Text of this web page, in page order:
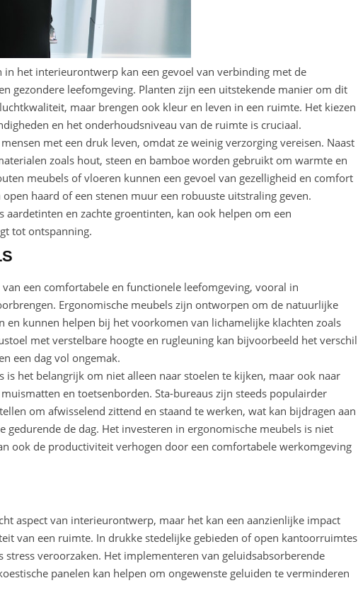
het interieurontwerp kan een gevoel van verbinding met de
gezondere leefomgeving. Planten zijn een uitstekende manier om dit
maar brengen ook kleur en leven in een ruimte. Het kiezen
en het onderhoudsniveau van de ruimte is cruciaal.
met een druk leven, omdat ze weinig verzorging vereisen. Naast
zoals hout, steen en bamboe worden gebruikt om warmte en
meubels of vloeren kunnen een gevoel van gezelligheid en comfort
haard of een stenen muur een robuuste uitstraling geven.
en zachte groentinten, kan ook helpen om een
tot ontspanning.
een comfortabele en functionele leefomgeving, vooral in
Ergonomische meubels zijn ontworpen om de natuurlijke
en kunnen helpen bij het voorkomen van lichamelijke klachten zoals
met verstelbare hoogte en rugleuning kan bijvoorbeeld het verschil
een dag vol ongemak.
is het belangrijk om niet alleen naar stoelen te kijken, maar ook naar
en toetsenborden. Sta-bureaus zijn steeds populairder
om afwisselend zittend en staand te werken, wat kan bijdragen aan
gedurende de dag. Het investeren in ergonomische meubels is niet
ook de productiviteit verhogen door een comfortabele werkomgeving
aspect van interieurontwerp, maar het kan een aanzienlijke impact
van een ruimte. In drukke stedelijke gebieden of open kantoorruimtes
stress veroorzaken. Het implementeren van geluidsabsorberende
panelen kan helpen om ongewenste geluiden te verminderen